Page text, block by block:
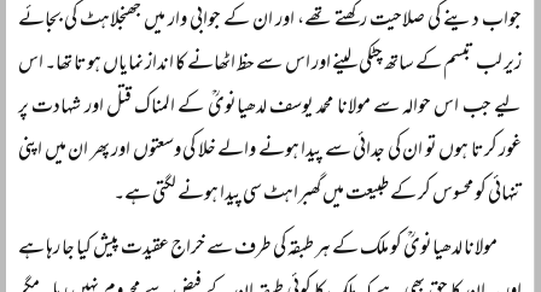
جواب دینے کی صلاحیت رکھتے تھے، اور ان کے جوابی وار میں جھنجلاہٹ کی بجائے
زیر لب تبسم کے ساتھ چٹکی لینے اور اس سے حظ اٹھانے کا انداز نمایاں ہوتا تھا۔ اس
لیے جب اس حوالہ سے مولانا محمد یوسف لدھیانویؒ کے المناک قتل اور شہادت پر
غور کرتا ہوں تو ان کی جدائی سے پیدا ہونے والے خلا کی وسعتوں اور پھر ان میں اپنی
تنہائی کو محسوس کر کے طبیعت میں گھبراہٹ سی پیدا ہونے لگتی ہے۔
مولانا لدھیانویؒ کو ملک کے ہر طبقہ کی طرف سے خراج عقیدت پیش کیا جا رہا ہے